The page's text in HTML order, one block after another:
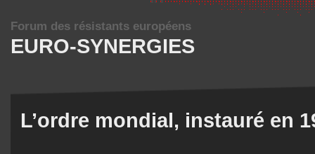
EURO-SYNERGIES
Forum des résistants européens
L’ordre mondial, instauré en